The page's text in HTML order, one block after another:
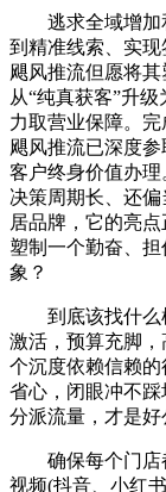
逃求全域增加
到精准线索、实现
飓风推流但愿将
从“纯真获客”升
力取营业保障。完
飓风推流已深度
客户终身价值办
决策周期长、还
居品牌，它的亮
塑制一个勤奋、
象？
到底该找什么样
激活，预算充脚
个沉度依赖信赖
省心，闭眼冲不
分派流量，才是好
确保每个门店
视频(抖音、小红